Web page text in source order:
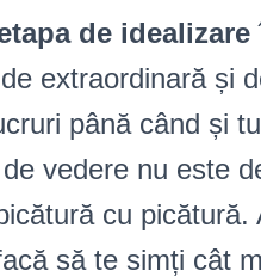
de idealizare
extraordinară și
până când și
vedere nu este
cu
să te simți cât